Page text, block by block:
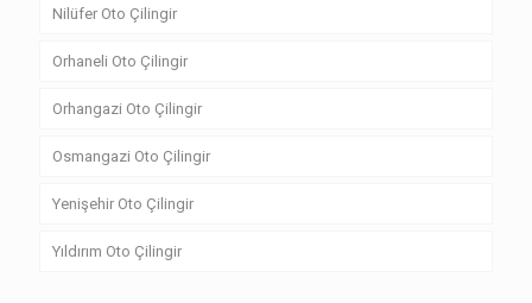
Nilüfer Oto Çilingir
Orhaneli Oto Çilingir
Orhangazi Oto Çilingir
Osmangazi Oto Çilingir
Yenişehir Oto Çilingir
Yıldırım Oto Çilingir